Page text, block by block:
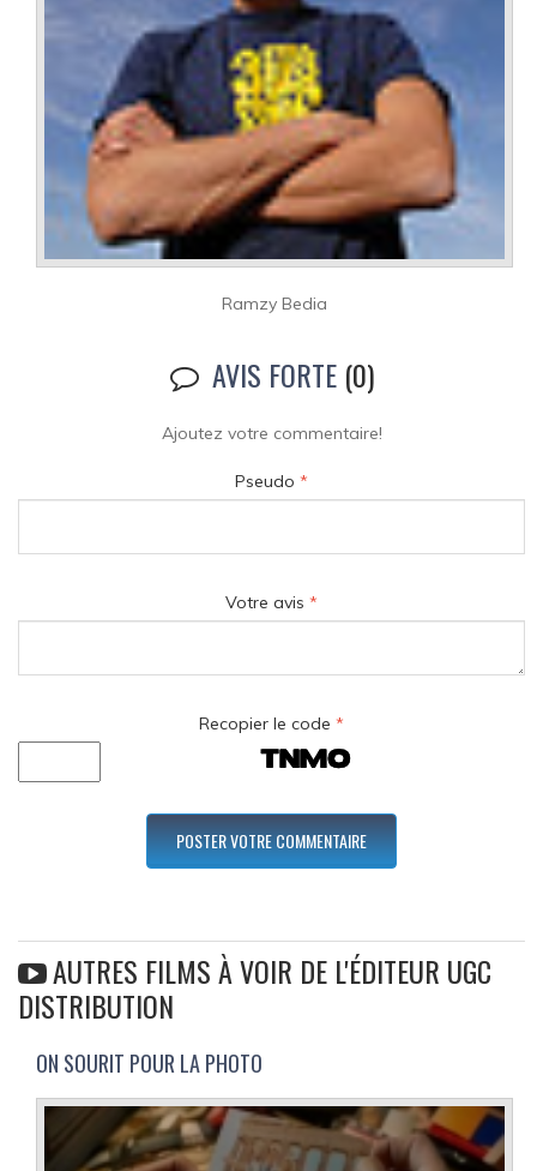
Ramzy Bedia
AVIS FORTE(0)
Ajoutez votre commentaire!
Pseudo *
Votre avis *
Recopier le code *
AUTRES FILMS À VOIR DE L'ÉDITEUR UGC
DISTRIBUTION
ON SOURIT POUR LA PHOTO